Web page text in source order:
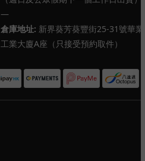
—
倉庫地址: 新界葵芳葵豐街25-31號華業
工業大廈A座（只接受預約取件）